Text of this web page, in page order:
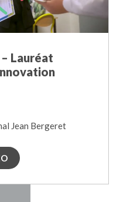
Lauréat
Jean Bergeret